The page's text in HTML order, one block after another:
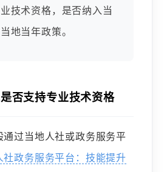
技术资格，是否纳入当
地当年政策。
否支持专业技术资格
过当地人社或政务服务平
社政务服务平台：技能提升